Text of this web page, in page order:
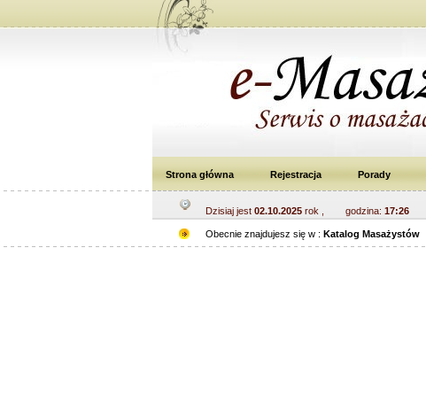
Strona główna Rejestracja Porady
Dzisiaj jest 02.10.2025 rok , godzina: 17:26
Obecnie znajdujesz się w : Katalog Masażystów